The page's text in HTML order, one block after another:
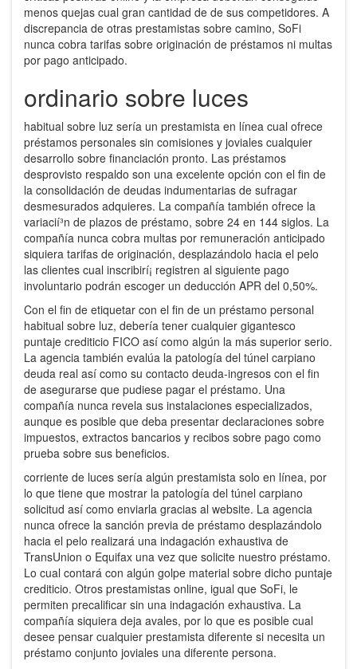
menos quejas cual gran cantidad de de sus competidores. A
discrepancia de otras prestamistas sobre camino, SoFi
nunca cobra tarifas sobre originación de préstamos ni multas
por pago anticipado.
ordinario sobre luces
habitual sobre luz serí­a un prestamista en línea cual ofrece
préstamos personales sin comisiones y joviales cualquier
desarrollo sobre financiación pronto. Las préstamos
desprovisto respaldo son una excelente opción con el fin de
la consolidación de deudas indumentarias de sufragar
desmesurados adquieres. La compañía también ofrece la
variacií³n de plazos de préstamo, sobre 24 en 144 siglos. La
compañía nunca cobra multas por remuneración anticipado
siquiera tarifas de originación, desplazándolo hacia el pelo
las clientes cual inscribirí¡ registren al siguiente pago
involuntario podrán escoger un deducción APR del 0,50%.
Con el fin de etiquetar con el fin de un préstamo personal
habitual sobre luz, debería tener cualquier gigantesco
puntaje crediticio FICO así­ como algún la más superior serio.
La agencia también evalúa la patologí­a del túnel carpiano
deuda real así­ como su contacto deuda-ingresos con el fin
de asegurarse que pudiese pagar el préstamo. Una
compañía nunca revela sus instalaciones especializados,
aunque es posible que deba presentar declaraciones sobre
impuestos, extractos bancarios y recibos sobre pago como
prueba sobre sus beneficios.
corriente de luces serí­a algún prestamista solo en línea, por
lo que tiene que mostrar la patologí­a del túnel carpiano
solicitud así­ como enviarla gracias al website. La agencia
nunca ofrece la sanción previa de préstamo desplazándolo
hacia el pelo realizará una indagación exhaustiva de
TransUnion o Equifax una vez que solicite nuestro préstamo.
Lo cual contará con algún golpe material sobre dicho puntaje
crediticio. Otros prestamistas online, igual que SoFi, le
permiten precalificar sin una indagación exhaustiva. La
compañía siquiera deja avales, por lo que es posible cual
desee pensar cualquier prestamista diferente si necesita un
préstamo conjunto joviales una diferente persona.